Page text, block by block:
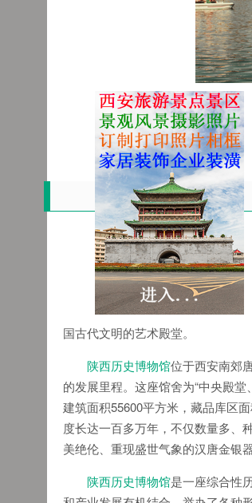
国古代文明的艺术殿堂。
陕西历史博物馆位于西安南郊
的发展里程。这座馆舍为“中央殿
建筑面积55600平方米，藏品库区
度长达一百多万年，不仅数量多、
美绝伦、重现盛世气象的汉唐金银
陕西历史博物馆是一座综合性